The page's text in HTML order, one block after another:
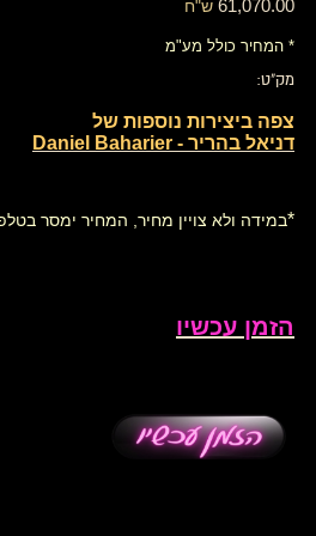
61,070.00 ש"ח
* המחיר כולל מע"מ
מק"ט:
צפה ביצירות נוספות של
דניאל בהריר - Daniel Baharier
*במידה ולא צויין מחיר, המחיר ימסר
הזמן עכשיו